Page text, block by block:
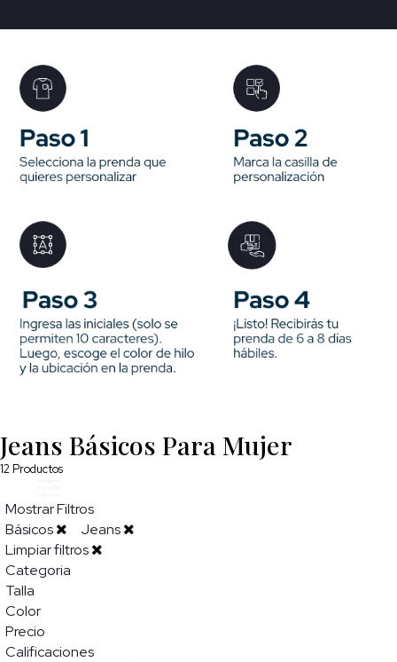
Jeans Básicos Para Mujer
12 Productos
Mostrar Filtros
Básicos
Jeans
Limpiar filtros
Categoria
Talla
Color
Precio
Calificaciones